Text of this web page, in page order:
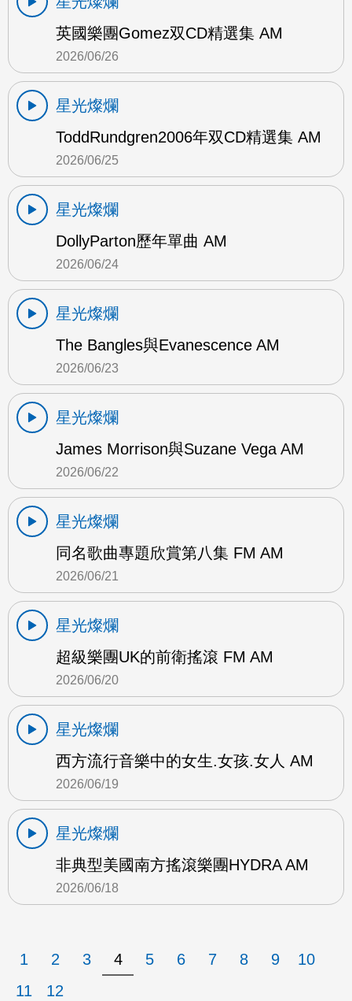
英國樂團Gomez双CD精選集 AM
2026/06/26
星光燦爛
ToddRundgren2006年双CD精選集 AM
2026/06/25
星光燦爛
DollyParton歷年單曲 AM
2026/06/24
星光燦爛
The Bangles與Evanescence AM
2026/06/23
星光燦爛
James Morrison與Suzane Vega AM
2026/06/22
星光燦爛
同名歌曲專題欣賞第八集 FM AM
2026/06/21
星光燦爛
超級樂團UK的前衛搖滾 FM AM
2026/06/20
星光燦爛
西方流行音樂中的女生.女孩.女人 AM
2026/06/19
星光燦爛
非典型美國南方搖滾樂團HYDRA AM
2026/06/18
1 2 3 4 5 6 7 8 9
10
11
12